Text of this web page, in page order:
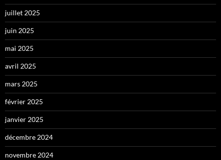
juillet 2025
juin 2025
mai 2025
avril 2025
mars 2025
février 2025
janvier 2025
décembre 2024
novembre 2024